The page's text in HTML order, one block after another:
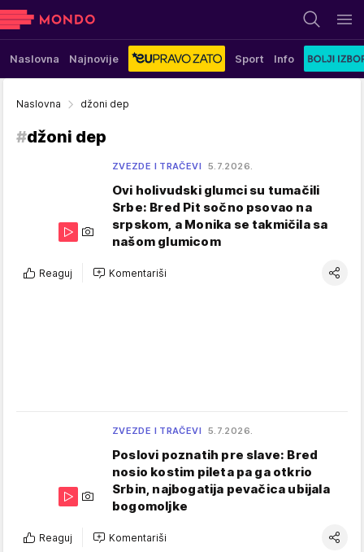
Naslovna Najnovije Sport Info
Naslovna džoni dep
#džoni dep
ZVEZDE I TRAČEVI 5.7.2026.
Ovi holivudski glumci su tumačili
Srbe: Bred Pit sočno psovao na
srpskom, a Monika se takmičila sa
našom glumicom
Reaguj Komentariši
ZVEZDE I TRAČEVI 5.7.2026.
Poslovi poznatih pre slave: Bred
nosio kostim pileta pa ga otkrio
Srbin, najbogatija pevačica ubijala
bogomoljke
Reaguj Komentariši